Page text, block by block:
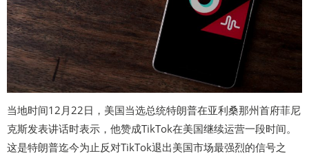
当地时间12月22日，美国当选总统特朗普在亚利桑那州首府菲尼
克斯发表讲话时表示，他赞成TikTok在美国继续运营一段时间。
这是特朗普迄今为止反对TikTok退出美国市场最强烈的信号之